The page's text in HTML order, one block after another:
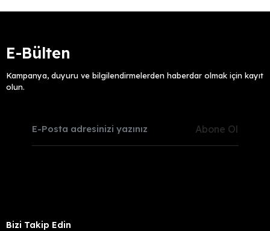
E-Bülten
Kampanya, duyuru ve bilgilendirmelerden haberdar olmak için kayıt
olun.
Abone Ol
Bizi Takip Edin